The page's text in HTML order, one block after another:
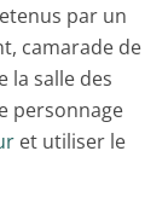
par un
camarade de
la salle des
personnage
et utiliser le